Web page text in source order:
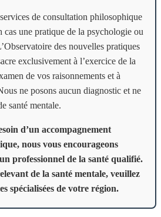
de consultation philosophique
cas une pratique de la psychologie ou
des nouvelles pratiques
exclusivement à l’exercice de la
de vos raisonnements et à
ne posons aucun diagnostic et ne
santé mentale.
d’un accompagnement
nous vous encourageons
professionnel de la santé qualifié.
de la santé mentale, veuillez
spécialisées de votre région.